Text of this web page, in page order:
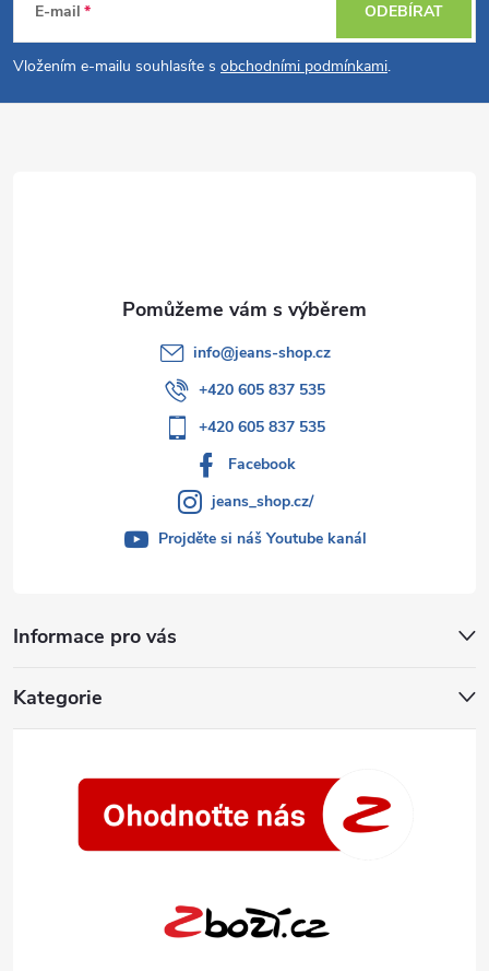
p
a
E-mail
Vložením e-mailu souhlasíte s obchodními podmínkami.
ODEBÍRAT
Informace pro vás
Kategorie
info@jeans-shop.cz
+420 605 837 535
+420 605 837 535
Facebook
jeans_shop.cz/
Projděte si náš Youtube kanál